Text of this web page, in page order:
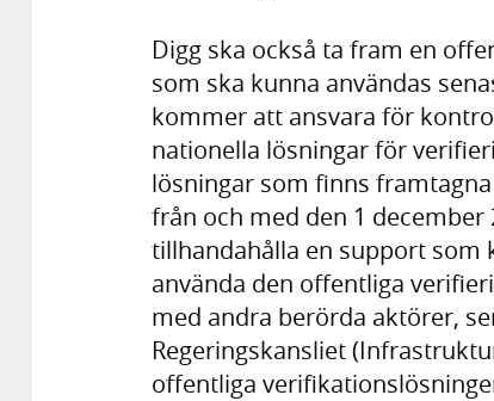
Digg ska också ta fram en
som ska kunna användas
kommer att ansvara för
nationella lösningar för
lösningar som finns
från och med den 1
tillhandahålla en support
använda den offentliga
med andra berörda aktörer,
Regeringskansliet
offentliga